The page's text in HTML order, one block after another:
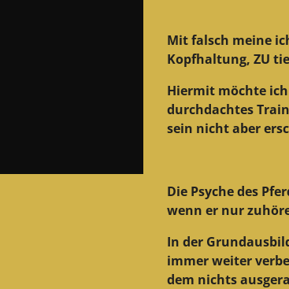
Mit falsch meine
Kopfhaltung, ZU
Hiermit möchte
durchdachtes
sein nicht aber
Die Psyche des
wenn er nur
In der
immer weiter
dem nichts